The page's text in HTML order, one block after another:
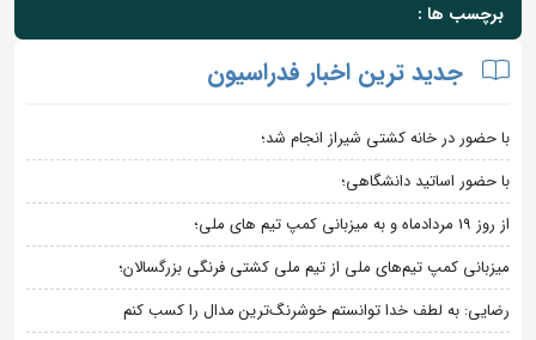
برچسب ها :
جدید ترین اخبار فدراسیون
با حضور در خانه کشتی شیراز انجام شد؛
با حضور اساتید دانشگاهی؛
از روز 19 مردادماه و به میزبانی کمپ تیم های ملی؛
میزبانی کمپ تیم‌های ملی از تیم ملی کشتی فرنگی بزرگسالان؛
رضایی: به لطف خدا توانستم خوشرنگ‌ترین مدال را کسب کنم